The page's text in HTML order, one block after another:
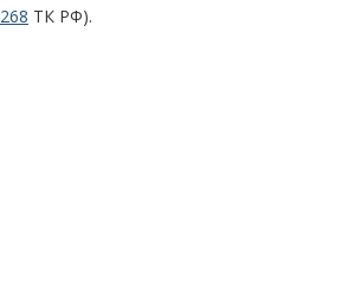
268 ТК РФ).